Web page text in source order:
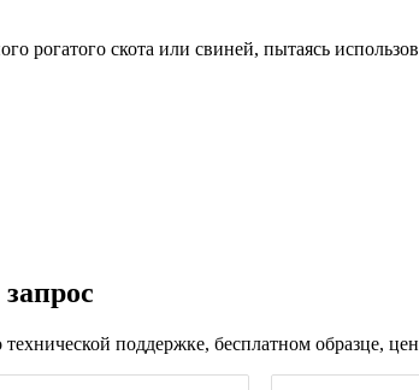
рогатого скота или свиней, пытаясь
поддержке, бесплатном образце,